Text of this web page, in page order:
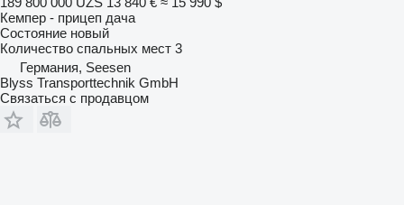
Кемпер - прицеп дача
Состояние новый
Количество спальных мест 3
Германия, Seesen
Blyss Transporttechnik GmbH
Связаться с продавцом